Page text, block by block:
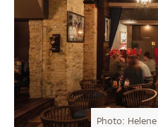
Photo: